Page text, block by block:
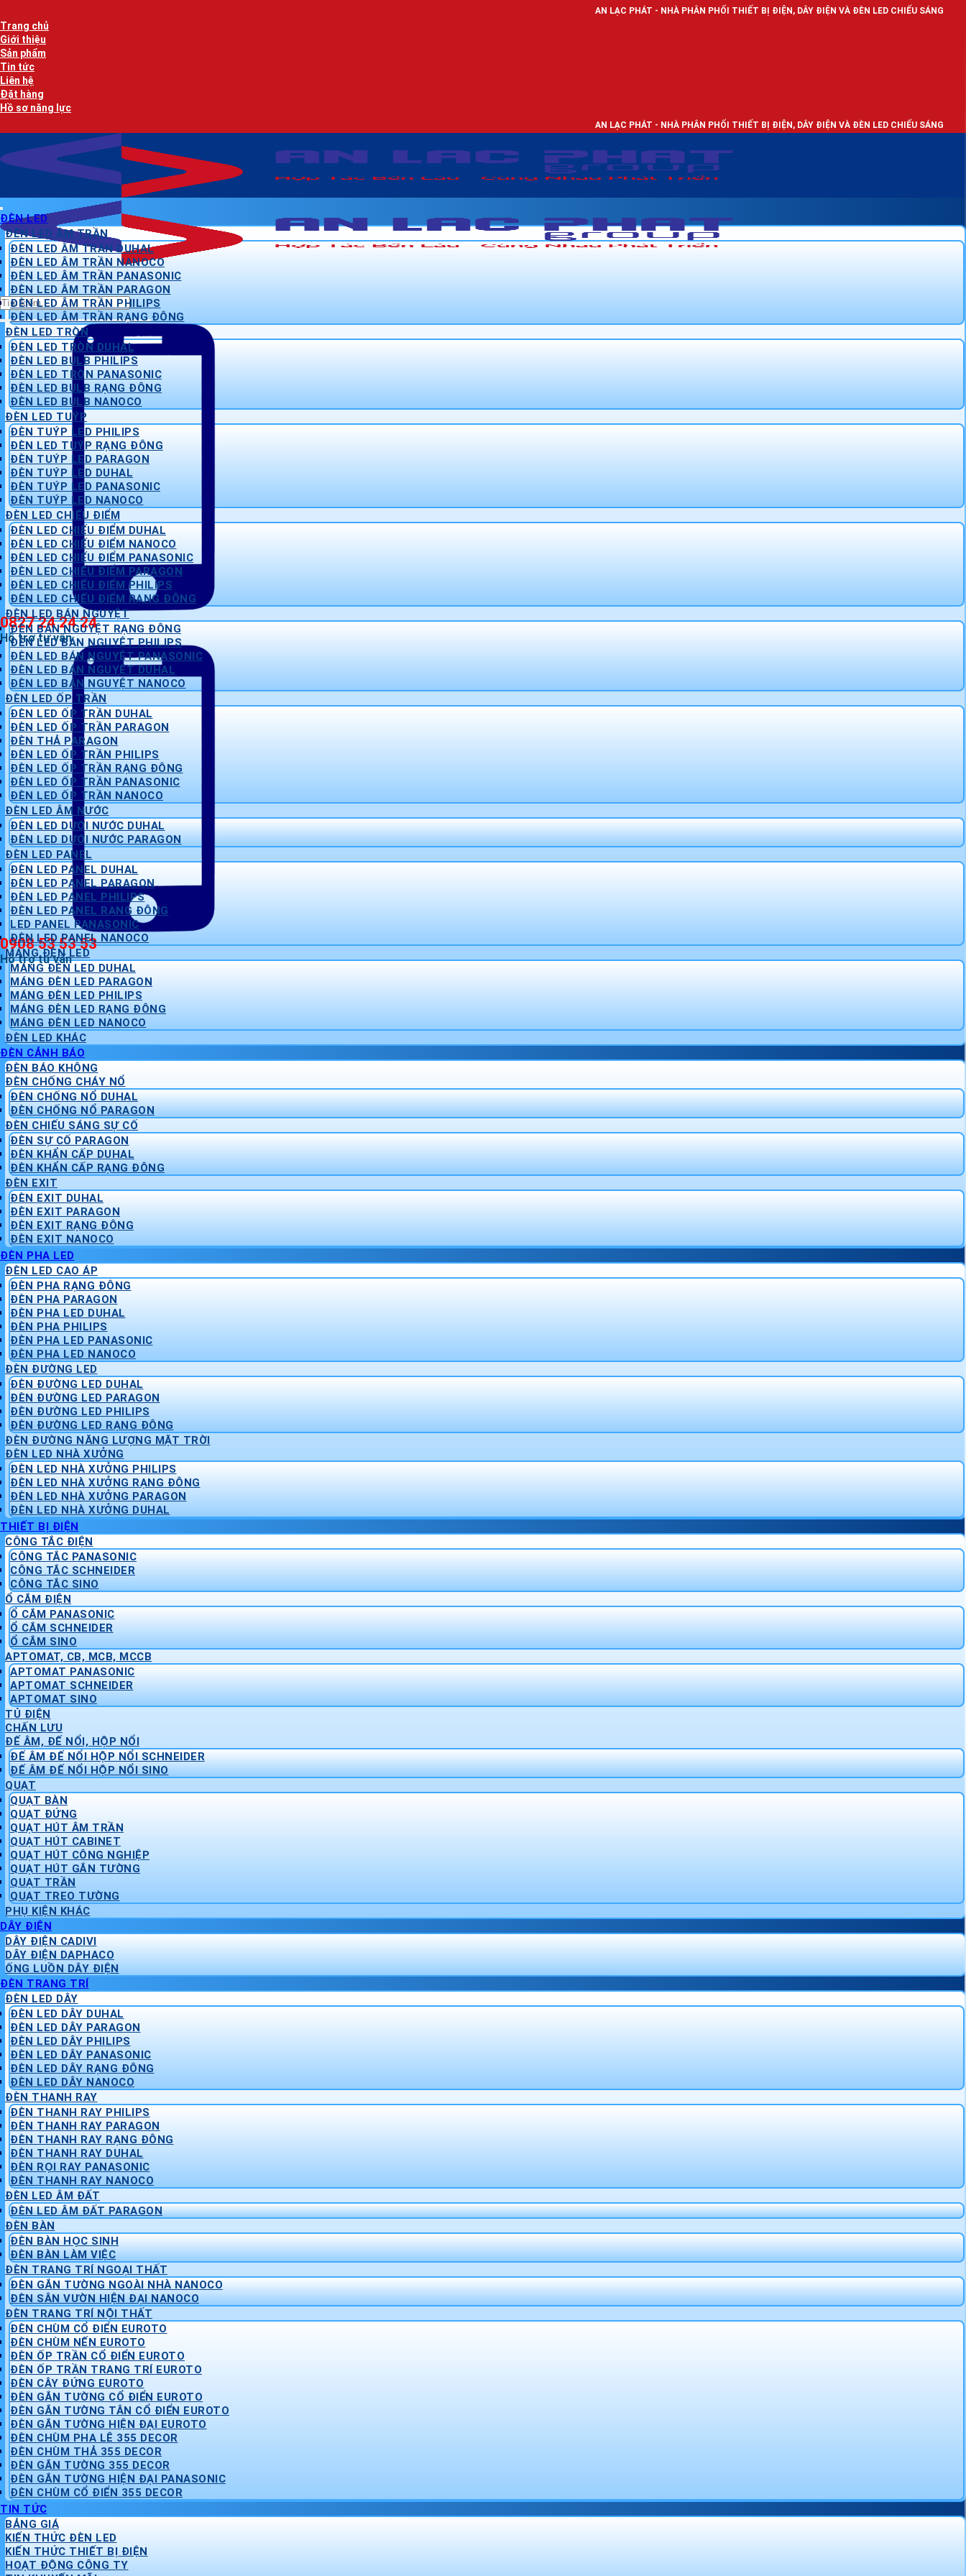
qua
nội
dung
AN LẠC PHÁT - NHÀ PHÂN PHỐI THIẾT BỊ ĐIỆN, DÂY ĐIỆN VÀ ĐÈN LED CHIẾU SÁNG
Trang chủ
Giới thiệu
Sản phẩm
Tin tức
Liên hệ
Đặt hàng
Hồ sơ năng lực
AN LẠC PHÁT - NHÀ PHÂN PHỐI THIẾT BỊ ĐIỆN, DÂY ĐIỆN VÀ ĐÈN LED CHIẾU SÁNG
Tìm
kiếm:
0827 24 24 24
Hỗ trợ tư vấn
0908 53 53 53
Hỗ trợ tư vấn
ĐÈN LED
ĐÈN LED ÂM TRẦN
ĐÈN LED ÂM TRẦN DUHAL
ĐÈN LED ÂM TRẦN NANOCO
ĐÈN LED ÂM TRẦN PANASONIC
ĐÈN LED ÂM TRẦN PARAGON
ĐÈN LED ÂM TRẦN PHILIPS
ĐÈN LED ÂM TRẦN RẠNG ĐÔNG
ĐÈN LED TRÒN
ĐÈN LED TRÒN DUHAL
ĐÈN LED BULB PHILIPS
ĐÈN LED TRÒN PANASONIC
ĐÈN LED BULB RẠNG ĐÔNG
ĐÈN LED BULB NANOCO
ĐÈN LED TUÝP
ĐÈN TUÝP LED PHILIPS
ĐÈN LED TUÝP RẠNG ĐÔNG
ĐÈN TUÝP LED PARAGON
ĐÈN TUÝP LED DUHAL
ĐÈN TUÝP LED PANASONIC
ĐÈN TUÝP LED NANOCO
ĐÈN LED CHIẾU ĐIỂM
ĐÈN LED CHIẾU ĐIỂM DUHAL
ĐÈN LED CHIẾU ĐIỂM NANOCO
ĐÈN LED CHIẾU ĐIỂM PANASONIC
ĐÈN LED CHIẾU ĐIỂM PARAGON
ĐÈN LED CHIẾU ĐIỂM PHILIPS
ĐÈN LED CHIẾU ĐIỂM RẠNG ĐÔNG
ĐÈN LED BÁN NGUYỆT
ĐÈN BÁN NGUYỆT RẠNG ĐÔNG
ĐÈN LED BÁN NGUYỆT PHILIPS
ĐÈN LED BÁN NGUYỆT PANASONIC
ĐÈN LED BÁN NGUYỆT DUHAL
ĐÈN LED BÁN NGUYỆT NANOCO
ĐÈN LED ỐP TRẦN
ĐÈN LED ỐP TRẦN DUHAL
ĐÈN LED ỐP TRẦN PARAGON
ĐÈN THẢ PARAGON
ĐÈN LED ỐP TRẦN PHILIPS
ĐÈN LED ỐP TRẦN RẠNG ĐÔNG
ĐÈN LED ỐP TRẦN PANASONIC
ĐÈN LED ỐP TRẦN NANOCO
ĐÈN LED ÂM NƯỚC
ĐÈN LED DƯỚI NƯỚC DUHAL
ĐÈN LED DƯỚI NƯỚC PARAGON
ĐÈN LED PANEL
ĐÈN LED PANEL DUHAL
ĐÈN LED PANEL PARAGON
ĐÈN LED PANEL PHILIPS
ĐÈN LED PANEL RẠNG ĐÔNG
LED PANEL PANASONIC
ĐÈN LED PANEL NANOCO
MÁNG ĐÈN LED
MÁNG ĐÈN LED DUHAL
MÁNG ĐÈN LED PARAGON
MÁNG ĐÈN LED PHILIPS
MÁNG ĐÈN LED RẠNG ĐÔNG
MÁNG ĐÈN LED NANOCO
ĐÈN LED KHÁC
ĐÈN CẢNH BÁO
ĐÈN BÁO KHÔNG
ĐÈN CHỐNG CHÁY NỔ
ĐÈN CHỐNG NỔ DUHAL
ĐÈN CHỐNG NỔ PARAGON
ĐÈN CHIẾU SÁNG SỰ CỐ
ĐÈN SỰ CỐ PARAGON
ĐÈN KHẨN CẤP DUHAL
ĐÈN KHẨN CẤP RẠNG ĐÔNG
ĐÈN EXIT
ĐÈN EXIT DUHAL
ĐÈN EXIT PARAGON
ĐÈN EXIT RẠNG ĐÔNG
ĐÈN EXIT NANOCO
ĐÈN PHA LED
ĐÈN LED CAO ÁP
ĐÈN PHA RẠNG ĐÔNG
ĐÈN PHA PARAGON
ĐÈN PHA LED DUHAL
ĐÈN PHA PHILIPS
ĐÈN PHA LED PANASONIC
ĐÈN PHA LED NANOCO
ĐÈN ĐƯỜNG LED
ĐÈN ĐƯỜNG LED DUHAL
ĐÈN ĐƯỜNG LED PARAGON
ĐÈN ĐƯỜNG LED PHILIPS
ĐÈN ĐƯỜNG LED RẠNG ĐÔNG
ĐÈN ĐƯỜNG NĂNG LƯỢNG MẶT TRỜI
ĐÈN LED NHÀ XƯỞNG
ĐÈN LED NHÀ XƯỞNG PHILIPS
ĐÈN LED NHÀ XƯỞNG RẠNG ĐÔNG
ĐÈN LED NHÀ XƯỞNG PARAGON
ĐÈN LED NHÀ XƯỞNG DUHAL
THIẾT BỊ ĐIỆN
CÔNG TẮC ĐIỆN
CÔNG TẮC PANASONIC
CÔNG TẮC SCHNEIDER
CÔNG TẮC SINO
Ổ CẮM ĐIỆN
Ổ CẮM PANASONIC
Ổ CẮM SCHNEIDER
Ổ CẮM SINO
APTOMAT, CB, MCB, MCCB
APTOMAT PANASONIC
APTOMAT SCHNEIDER
APTOMAT SINO
TỦ ĐIỆN
CHẤN LƯU
ĐẾ ÂM, ĐẾ NỔI, HỘP NỔI
ĐẾ ÂM ĐẾ NỔI HỘP NỔI SCHNEIDER
ĐẾ ÂM ĐẾ NỔI HỘP NỔI SINO
QUẠT
QUẠT BÀN
QUẠT ĐỨNG
QUẠT HÚT ÂM TRẦN
QUẠT HÚT CABINET
QUẠT HÚT CÔNG NGHIỆP
QUẠT HÚT GẮN TƯỜNG
QUẠT TRẦN
QUẠT TREO TƯỜNG
PHỤ KIỆN KHÁC
DÂY ĐIỆN
DÂY ĐIỆN CADIVI
DÂY ĐIỆN DAPHACO
ỐNG LUỒN DÂY ĐIỆN
ĐÈN TRANG TRÍ
ĐÈN LED DÂY
ĐÈN LED DÂY DUHAL
ĐÈN LED DÂY PARAGON
ĐÈN LED DÂY PHILIPS
ĐÈN LED DÂY PANASONIC
ĐÈN LED DÂY RẠNG ĐÔNG
ĐÈN LED DÂY NANOCO
ĐÈN THANH RAY
ĐÈN THANH RAY PHILIPS
ĐÈN THANH RAY PARAGON
ĐÈN THANH RAY RẠNG ĐÔNG
ĐÈN THANH RAY DUHAL
ĐÈN RỌI RAY PANASONIC
ĐÈN THANH RAY NANOCO
ĐÈN LED ÂM ĐẤT
ĐÈN LED ÂM ĐẤT PARAGON
ĐÈN BÀN
ĐÈN BÀN HỌC SINH
ĐÈN BÀN LÀM VIỆC
ĐÈN TRANG TRÍ NGOẠI THẤT
ĐÈN GẮN TƯỜNG NGOÀI NHÀ NANOCO
ĐÈN SÂN VƯỜN HIỆN ĐẠI NANOCO
ĐÈN TRANG TRÍ NỘI THẤT
ĐÈN CHÙM CỔ ĐIỂN EUROTO
ĐÈN CHÙM NẾN EUROTO
ĐÈN ỐP TRẦN CỔ ĐIỂN EUROTO
ĐÈN ỐP TRẦN TRANG TRÍ EUROTO
ĐÈN CÂY ĐỨNG EUROTO
ĐÈN GẮN TƯỜNG CỔ ĐIỂN EUROTO
ĐÈN GẮN TƯỜNG TÂN CỔ ĐIỂN EUROTO
ĐÈN GẮN TƯỜNG HIỆN ĐẠI EUROTO
ĐÈN CHÙM PHA LÊ 355 DECOR
ĐÈN CHÙM THẢ 355 DECOR
ĐÈN GẮN TƯỜNG 355 DECOR
ĐÈN GẮN TƯỜNG HIỆN ĐẠI PANASONIC
ĐÈN CHÙM CỔ ĐIỂN 355 DECOR
TIN TỨC
BẢNG GIÁ
KIẾN THỨC ĐÈN LED
KIẾN THỨC THIẾT BỊ ĐIỆN
HOẠT ĐỘNG CÔNG TY